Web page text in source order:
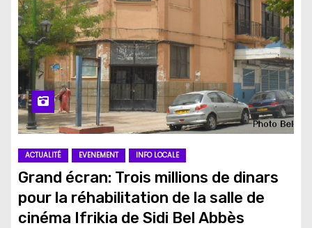
ACTUALITÉ EVENEMENT INFO LOCALE
Grand écran: Trois millions de dinars
pour la réhabilitation de la salle de
cinéma Ifrikia de Sidi Bel Abbès